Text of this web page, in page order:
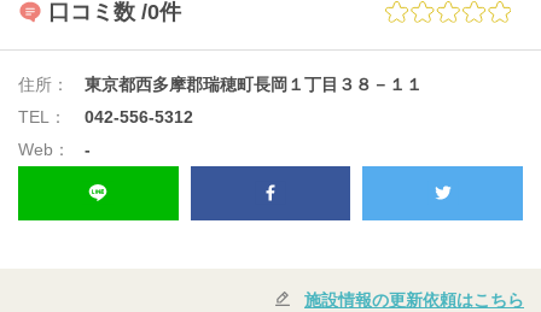
口コミ数 /0件
住所：
東京都西多摩郡瑞穂町長岡１丁目３８－１１
TEL：
042-556-5312
Web：
-
施設情報の更新依頼はこちら